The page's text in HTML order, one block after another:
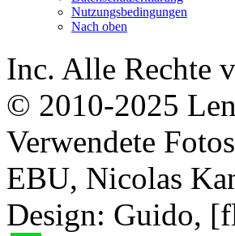
Nutzungsbedingungen
Nach oben
Inc. Alle Rechte
© 2010-2025
Verwendete
EBU, Nicolas
Design: Guido,